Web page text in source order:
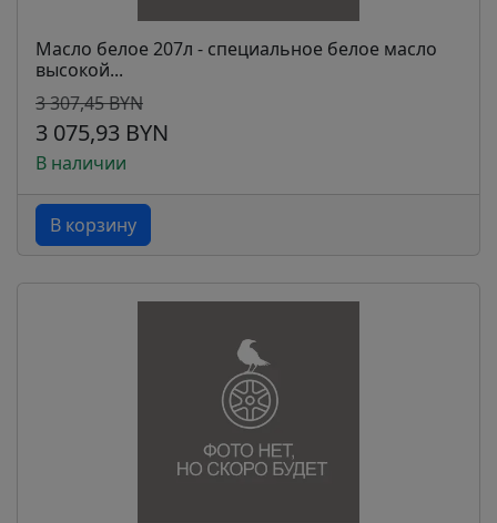
Масло белое 207л - специальное белое масло
высокой...
3 307,45 BYN
3 075,93 BYN
В наличии
В корзину